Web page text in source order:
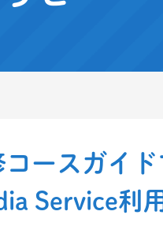
コースガイ
Service利